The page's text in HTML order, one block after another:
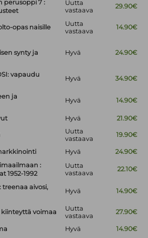
perusoppi 7 :
Uutta
vastaava
29.90€
opas naisille
Uutta
vastaava
14.90€
synty ja
Hyvä 24.90€
vapaudu
Hyvä 34.90€
ja
Hyvä 14.90€
Hyvä 21.90€
Uutta
vastaava
19.90€
Hyvä
24.90€
:
1952-1992
Uutta
vastaava
22.10€
aivosi,
Hyvä 14.90€
kiinteyttä voimaa
Uutta
vastaava
27.90€
Hyvä
14.90€